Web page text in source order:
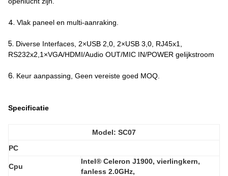
4. Vlak paneel en multi-aanraking.
5. Diverse Interfaces, 2×USB 2,0, 2×USB 3,0, RJ45x1,
RS232x2,1×VGA/HDMI/Audio OUT/MIC IN/POWER gelijkstroom
6. Keur aanpassing, Geen vereiste goed MOQ.
Specificatie
Model: SC07
PC
Cpu
Intel® Celeron J1900, vierlingkern,
fanless 2.0GHz,